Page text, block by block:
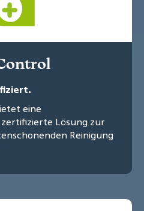
eine
Lösung zur
Reinigung